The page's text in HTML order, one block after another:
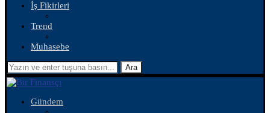
İş Fikirleri
Trend
Muhasebe
Ara
Gündem